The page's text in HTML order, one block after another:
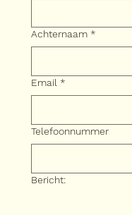
Achternaam *
Email *
Telefoonnummer
Bericht: